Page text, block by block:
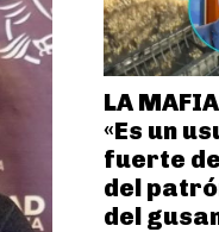
LA
«Es un
fuerte
del
del